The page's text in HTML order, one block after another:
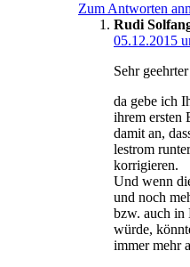
Zum Antworten
Rudi
05.12.2015
Sehr
da gebe ich
ihrem ers­ten
damit an,
lestrom
korrigieren.
Und wenn
und noch
bzw. auch in
wür­de,
immer mehr